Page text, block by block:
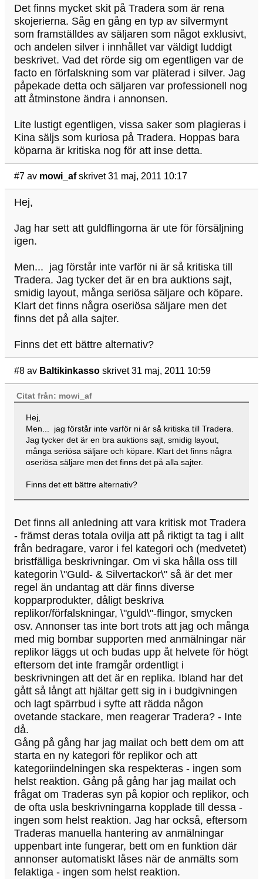
Det finns mycket skit på Tradera som är rena
skojerierna. Såg en gång en typ av silvermynt
som framställdes av säljaren som något exklusivt,
och andelen silver i innhållet var väldigt luddigt
beskrivet. Vad det rörde sig om egentligen var de
facto en förfalskning som var pläterad i silver. Jag
påpekade detta och säljaren var professionell nog
att åtminstone ändra i annonsen.
Lite lustigt egentligen, vissa saker som plagieras i
Kina säljs som kuriosa på Tradera. Hoppas bara
köparna är kritiska nog för att inse detta.
#7 av mowi_af skrivet 31 maj, 2011 10:17
Hej,
Jag har sett att guldflingorna är ute för försäljning
igen.
Men... jag förstår inte varför ni är så kritiska till
Tradera. Jag tycker det är en bra auktions sajt,
smidig layout, många seriösa säljare och köpare.
Klart det finns några oseriösa säljare men det
finns det på alla sajter.
Finns det ett bättre alternativ?
#8 av Baltikinkasso skrivet 31 maj, 2011 10:59
Citat från: mowi_af
Hej,
Men... jag förstår inte varför ni är så kritiska till Tradera.
Jag tycker det är en bra auktions sajt, smidig layout,
många seriösa säljare och köpare. Klart det finns några
oseriösa säljare men det finns det på alla sajter.
Finns det ett bättre alternativ?
Det finns all anledning att vara kritisk mot Tradera
- främst deras totala ovilja att på riktigt ta tag i allt
från bedragare, varor i fel kategori och (medvetet)
bristfälliga beskrivningar. Om vi ska hålla oss till
kategorin \"Guld- & Silvertackor\" så är det mer
regel än undantag att där finns diverse
kopparprodukter, dåligt beskriva
replikor/förfalskningar, \"guld\"-flingor, smycken
osv. Annonser tas inte bort trots att jag och många
med mig bombar supporten med anmälningar när
replikor läggs ut och budas upp åt helvete för högt
eftersom det inte framgår ordentligt i
beskrivningen att det är en replika. Ibland har det
gått så långt att hjältar gett sig in i budgivningen
och lagt spärrbud i syfte att rädda någon
ovetande stackare, men reagerar Tradera? - Inte
då.
Gång på gång har jag mailat och bett dem om att
starta en ny kategori för replikor och att
kategoriindelningen ska respekteras - ingen som
helst reaktion. Gång på gång har jag mailat och
frågat om Traderas syn på kopior och replikor, och
de ofta usla beskrivningarna kopplade till dessa -
ingen som helst reaktion. Jag har också, eftersom
Traderas manuella hantering av anmälningar
uppenbart inte fungerar, bett om en funktion där
annonser automatiskt låses när de anmälts som
felaktiga - ingen som helst reaktion.